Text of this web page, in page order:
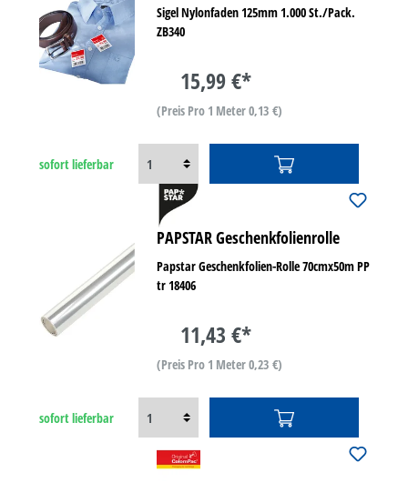
Sigel Nylonfaden 125mm 1.000 St./Pack.
ZB340
15,99 €*
(Preis Pro 1 Meter 0,13 €)
sofort lieferbar
PAPSTAR Geschenkfolienrolle
Papstar Geschenkfolien-Rolle 70cmx50m PP
tr 18406
11,43 €*
(Preis Pro 1 Meter 0,23 €)
sofort lieferbar